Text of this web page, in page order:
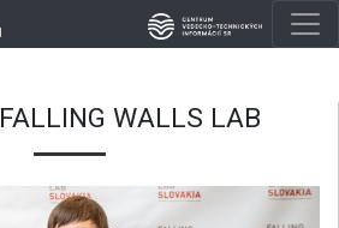
FALLING WALLS LAB